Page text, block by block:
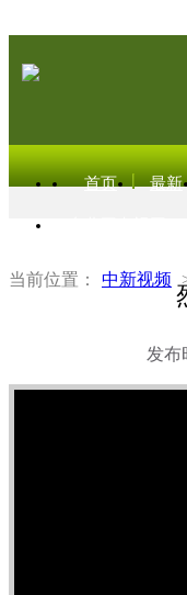
首页 最新
当前位置： 中新视频
发布